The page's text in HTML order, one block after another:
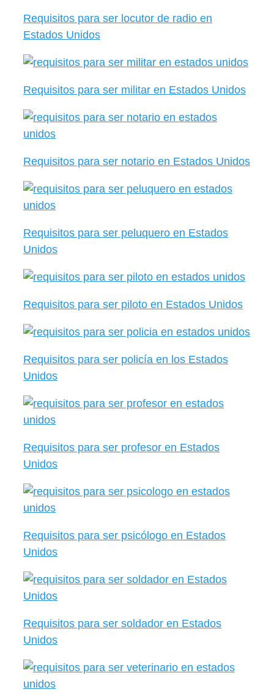
Requisitos para ser locutor de radio en
Estados Unidos
Requisitos para ser militar en Estados Unidos
Requisitos para ser notario en Estados Unidos
Requisitos para ser peluquero en Estados
Unidos
Requisitos para ser piloto en Estados Unidos
Requisitos para ser policía en los Estados
Unidos
Requisitos para ser profesor en Estados
Unidos
Requisitos para ser psicólogo en Estados
Unidos
Requisitos para ser soldador en Estados
Unidos